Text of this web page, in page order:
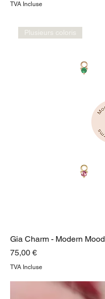
TVA Incluse
Plusieurs coloris
Gia Charm - Modern Mood
Prix
75,00 €
TVA Incluse